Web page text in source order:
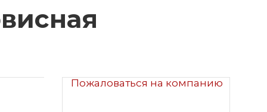
Пожаловаться на компанию